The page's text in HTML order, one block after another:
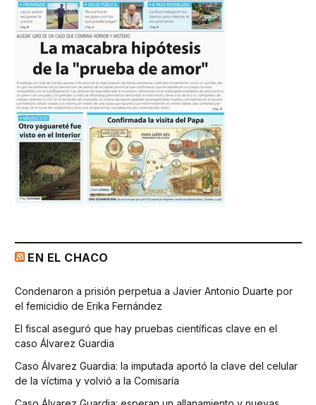
EN EL CHACO
Condenaron a prisión perpetua a Javier Antonio Duarte por
el femicidio de Erika Fernández
El fiscal aseguró que hay pruebas científicas clave en el
caso Álvarez Guardia
Caso Álvarez Guardia: la imputada aportó la clave del celular
de la víctima y volvió a la Comisaría